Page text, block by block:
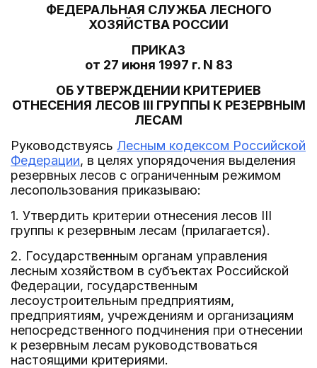
ФЕДЕРАЛЬНАЯ СЛУЖБА ЛЕСНОГО
ХОЗЯЙСТВА РОССИИ
ПРИКАЗ
от 27 июня 1997 г. N 83
ОБ УТВЕРЖДЕНИИ КРИТЕРИЕВ
ОТНЕСЕНИЯ ЛЕСОВ III ГРУППЫ К РЕЗЕРВНЫМ
ЛЕСАМ
Руководствуясь Лесным кодексом Российской
Федерации, в целях упорядочения выделения
резервных лесов с ограниченным режимом
лесопользования приказываю:
1. Утвердить критерии отнесения лесов III
группы к резервным лесам (прилагается).
2. Государственным органам управления
лесным хозяйством в субъектах Российской
Федерации, государственным
лесоустроительным предприятиям,
предприятиям, учреждениям и организациям
непосредственного подчинения при отнесении
к резервным лесам руководствоваться
настоящими критериями.